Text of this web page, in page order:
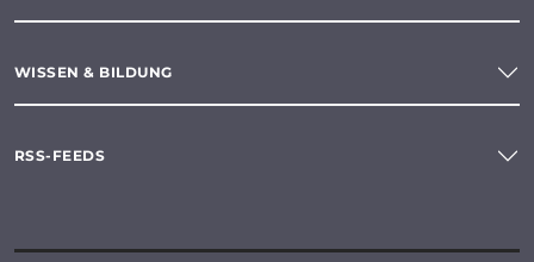
WISSEN & BILDUNG
RSS-FEEDS